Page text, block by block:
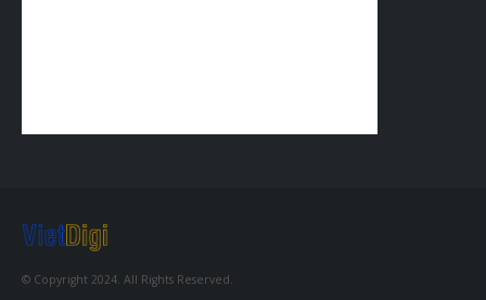
© Copyright 2024. All Rights Reserved.